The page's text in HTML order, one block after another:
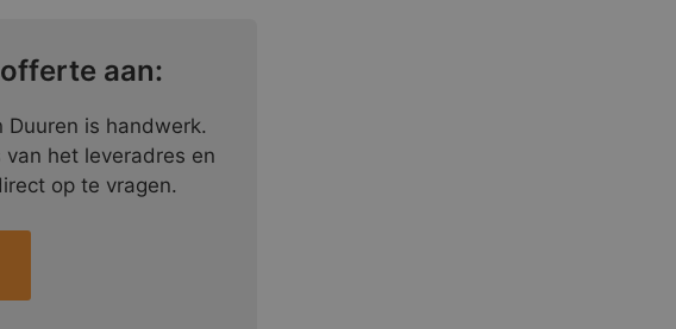
aan:
is handwerk.
het leveradres en
op te vragen.